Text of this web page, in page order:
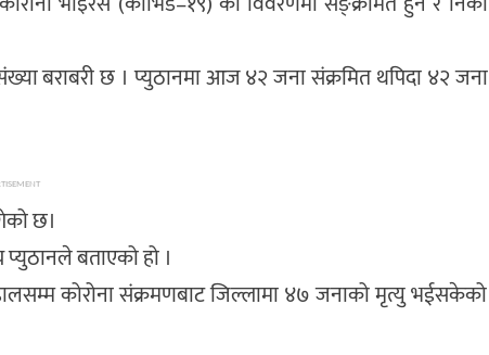
बराबरी छ । प्युठानमा आज ४२ जना संक्रमित थपिदा ४२ जना
छ।
बताएको हो ।
कोरोना संक्रमणबाट जिल्लामा ४७ जनाको मृत्यु भईसकेको